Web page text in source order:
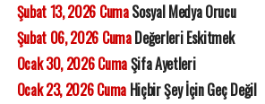
Şubat 13, 2026 CumaSosyal Medya Orucu
Şubat 06, 2026 CumaDeğerleri Eskitmek
Ocak 30, 2026 CumaŞifa Ayetleri
Ocak 23, 2026 CumaHiçbir Şey İçin Geç Değil